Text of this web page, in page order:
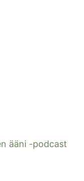
ääni -podcast